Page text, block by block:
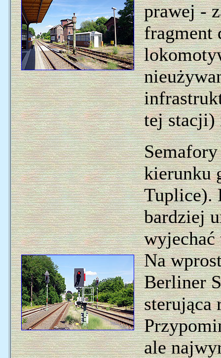
prawej -
fragment
tej stacji)
kierunku
Tuplice).
bardziej
wyjechać
Na
Berliner
sterująca
ale